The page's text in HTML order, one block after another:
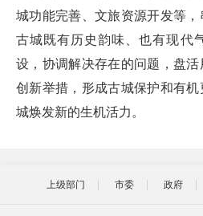
城功能完善、文旅资源开发等
古城既有历史韵味、也有现代
设，协调解决存在的问题，盘
创新举措，形成古城保护和有
城焕发新的生机活力。
上级部门 市委 政府